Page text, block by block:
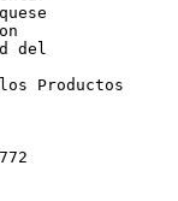
del
Productos